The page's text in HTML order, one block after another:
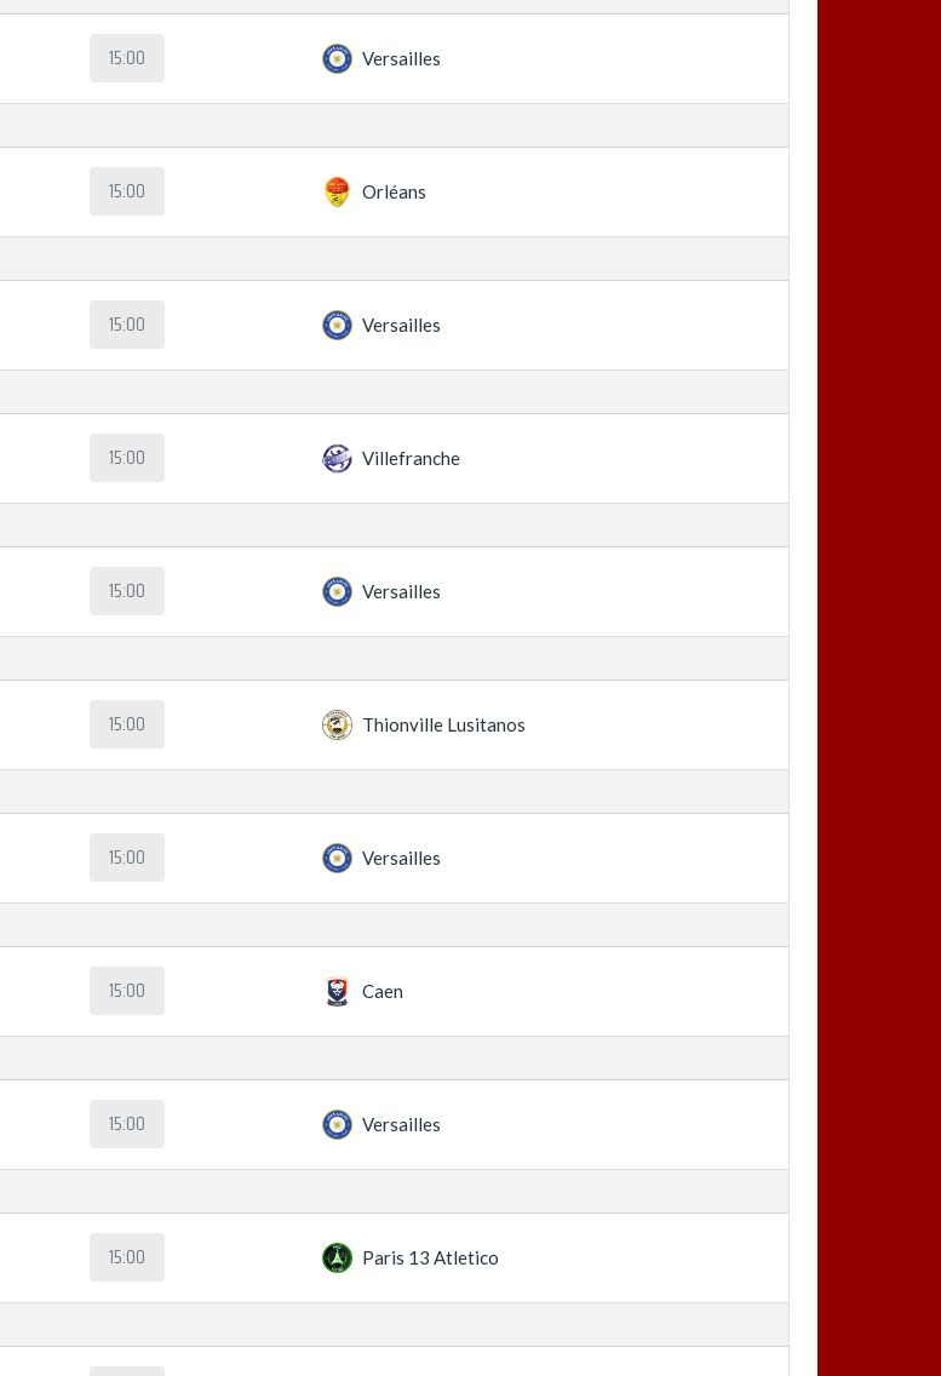
15:00 Versailles
15:00 Orléans
15:00 Versailles
15:00 Villefranche
15:00 Versailles
15:00 Thionville Lusitanos
15:00 Versailles
15:00 Caen
15:00 Versailles
15:00 Paris 13 Atletico